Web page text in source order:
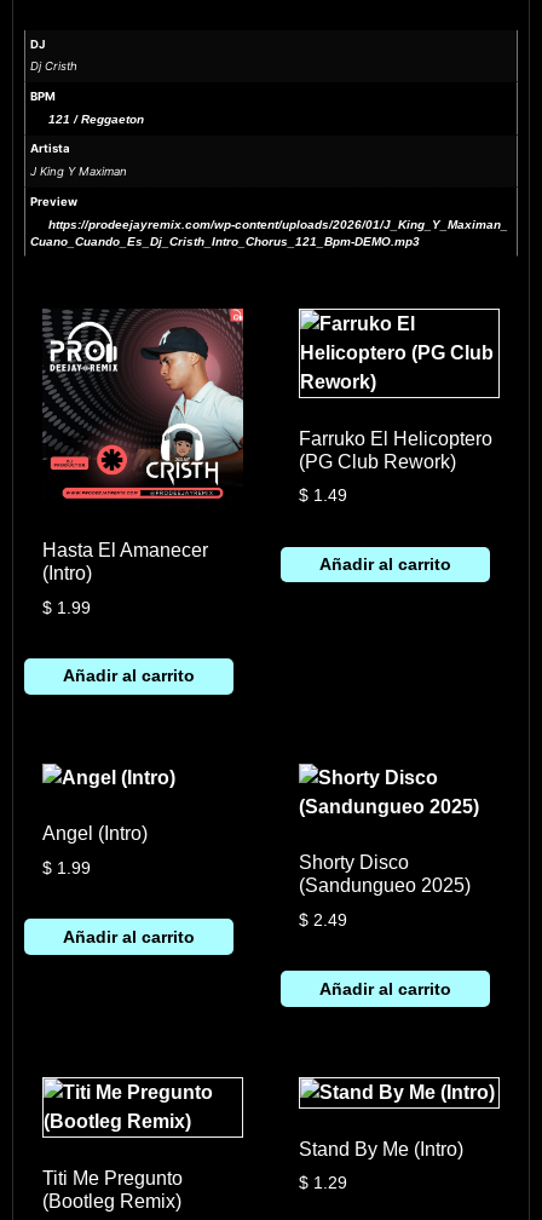
DJ
Dj Cristh
BPM
121 / Reggaeton
Artista
J King Y Maximan
Preview
https://prodeejayremix.com/wp-content/uploads/2026/01/J_King_Y_Maximan_
Cuano_Cuando_Es_Dj_Cristh_Intro_Chorus_121_Bpm-DEMO.mp3
Hasta El Amanecer
(Intro)
$1.99
Añadir al carrito
Farruko El Helicoptero
(PG Club Rework)
$ 1.49
Añadir al carrito
Angel (Intro)
$1.99
Añadir al carrito
Shorty Disco
(Sandungueo 2025)
$ 2.49
Añadir al carrito
Titi Me Pregunto
(Bootleg Remix)
Stand By Me (Intro)
$ 1.29